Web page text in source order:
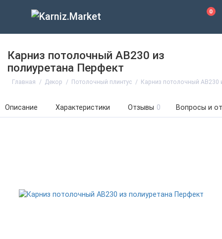
0
Карниз потолочный АВ230 из
полиуретана Перфект
Главная Декор Потолочный плинтус Карниз потолочный АВ230
Описание Характеристики Отзывы 0 Вопросы и